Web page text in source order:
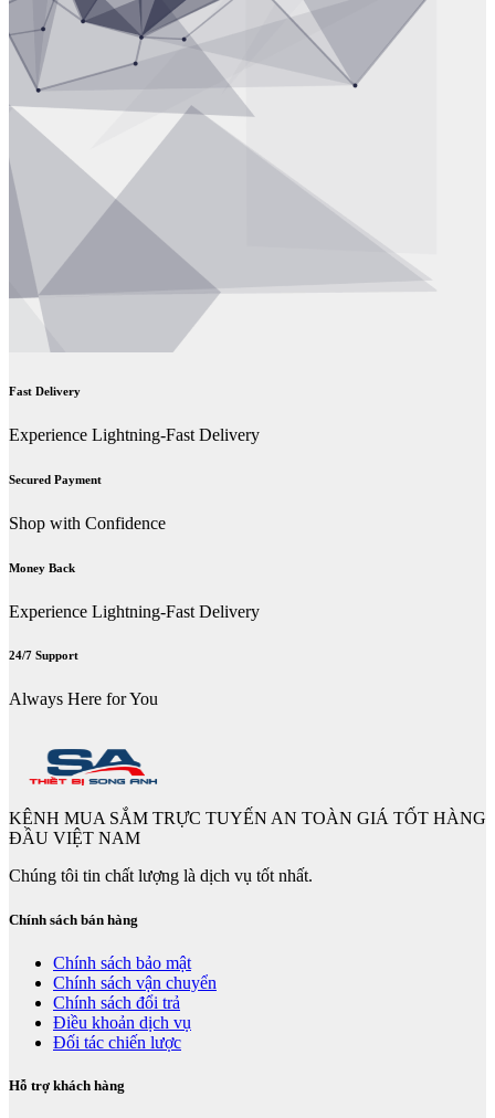
Fast Delivery
Experience Lightning-Fast Delivery
Secured Payment
Shop with Confidence
Money Back
Experience Lightning-Fast Delivery
24/7 Support
Always Here for You
KÊNH MUA SẮM TRỰC TUYẾN AN TOÀN GIÁ TỐT HÀNG
ĐẦU VIỆT NAM
Chúng tôi tin chất lượng là dịch vụ tốt nhất.
Chính sách bán hàng
Chính sách bảo mật
Chính sách vận chuyển
Chính sách đổi trả
Điều khoản dịch vụ
Đối tác chiến lược
Hỗ trợ khách hàng